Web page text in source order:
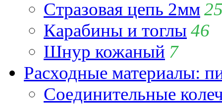
Стразовая цепь 2мм
Карабины и тоглы 46
Шнур кожаный 7
Расходные материалы:
Соединительные